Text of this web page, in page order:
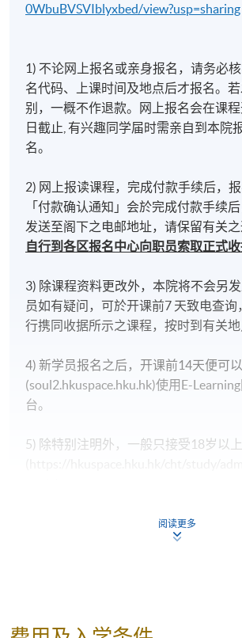
0WbuBVSVIblyxbed/view?usp=sharing
1) 不论网上报名或亲身报名，请务必
名代码、上课时间及地点后才报名。
别，一概不作退款。网上报名会在课
日截止, 有兴趣同学届时需亲自到本院
名。
2) 网上报读课程，完成付款手续后，报
「付款确认通知」会於完成付款手续
发送至阁下之电邮地址，请保留有关
自行到各区报名中心向职员索取正式
3) 除课程资料更改外，本院将不会另
员如有疑问，可於开课前7 天致电查询
行携同收据所示之课程，按时到有关地
4) 新学员报名之后，开课前14天便可
(soul2.hkuspace.hku.hk)使用E-
台。
5) 除特别注明外，一般只接受18岁以
6) 非本地申请人报名时须出示有效签证
阅读更多